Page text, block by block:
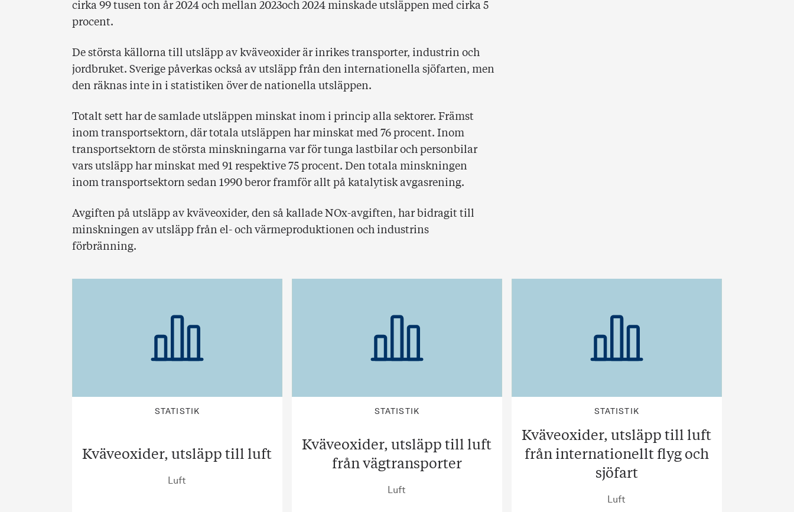
cirka 99 tusen ton år 2024 och mellan 2023och 2024 minskade utsläppen med cirka 5
procent.
De största källorna till utsläpp av kväveoxider är inrikes transporter, industrin och
jordbruket. Sverige påverkas också av utsläpp från den internationella sjöfarten, men
den räknas inte in i statistiken över de nationella utsläppen.
Totalt sett har de samlade utsläppen minskat inom i princip alla sektorer. Främst
inom transportsektorn, där totala utsläppen har minskat med 76 procent. Inom
transportsektorn de största minskningarna var för tunga lastbilar och personbilar
vars utsläpp har minskat med 91 respektive 75 procent. Den totala minskningen
inom transportsektorn sedan 1990 beror framför allt på katalytisk avgasrening.
Avgiften på utsläpp av kväveoxider, den så kallade NOx-avgiften, har bidragit till
minskningen av utsläpp från el- och värmeproduktionen och industrins
förbränning.
STATISTIK
Kväveoxider, utsläpp till luft
Luft
STATISTIK
Kväveoxider, utsläpp till luft
från vägtransporter
Luft
STATISTIK
Kväveoxider, utsläpp till luft
från internationellt flyg och
sjöfart
Luft